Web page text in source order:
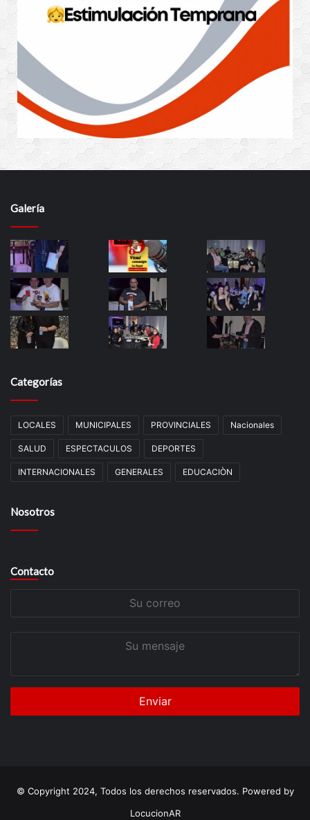
Galería
Categorías
LOCALES MUNICIPALES PROVINCIALES Nacionales
SALUD ESPECTACULOS DEPORTES
INTERNACIONALES GENERALES EDUCACIÒN
Nosotros
Contacto
© Copyright 2024, Todos los derechos reservados. Powered by
LocucionAR